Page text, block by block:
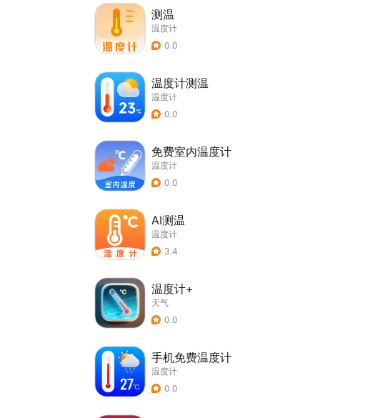
测温
温度计
0.0
温度计测温
温度计
0.0
免费室内温度计
温度计
0.0
AI测温
温度计
3.4
温度计+
天气
0.0
手机免费温度计
温度计
0.0